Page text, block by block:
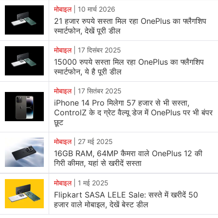
रही है। हम यहां आपको Flipkart पर मिलने वाली डील की सभी
जानकारी नीचे दे रहे हैं।
OnePlus 12 at Massive Discount
OnePlus 12 के 12GB + 256GB वेरिएंट को Flipkart पर
कीमत 55,938 रुपये (Glacial White कलर ऑप्शन) परलिस्ट
किया गया है। वहीं, खबर लिखते समय तक इसके 16GB + 512GB
कॉन्फिगरेशन कीलिस्टिंगकीमत को 61,498 रुपये (Flowy
Emerald कलर ऑप्शन) दिखा रही थी। डील यहीं खत्म नहीं होती है,
क्योंकि यदि ग्राहक फोन को Flipkart Axis Bank क्रेडिट कार्ड बैंक
के जरिए खरीदते हैं, तो फोन पर फ्लैट 5% का कैशबैक मिलेगा।
OnePlus 12 को सिल्की ब्लैक, फ्लोई एमराल्ड और ग्लेसियल व्हाइट
कलर ऑप्शन में खरीदा जा सकता है। Flipkart ऑफर की समयसीमा
की जानकारी नहीं देता है।
मोबाइल| 10 मार्च 2026
21 हजार रुपये सस्ता मिल रहा OnePlus का फ्लैगशिप
स्मार्टफोन, देखें पूरी डील
मोबाइल| 17 दिसंबर 2025
15000 रुपये सस्ता मिल रहा OnePlus का फ्लैगशिप
स्मार्टफोन, ये है पूरी डील
मोबाइल| 17 सितंबर 2025
iPhone 14 Pro मिलेगा 57 हजार से भी सस्ता,
ControlZ के द ग्रेट वैल्यू डेज में OnePlus पर भी बंपर
छूट
मोबाइल| 27 मई 2025
16GB RAM, 64MP कैमरा वाले OnePlus 12 की
गिरी कीमत, यहां से खरीदें सस्ता
मोबाइल| 1 मई 2025
Flipkart SASA LELE Sale: सस्ते में खरीदें 50
हजार वाले मोबाइल, देखें बेस्ट डील